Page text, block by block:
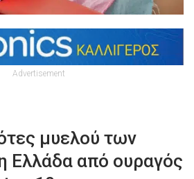
Advertisement
μυελού των
Ελλάδα από ουραγός